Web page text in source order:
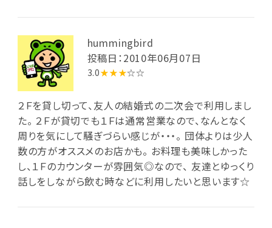
hummingbird
投稿日：2010年06月07日
3.0★★★☆☆
２Ｆを貸し切って、友人の結婚式の二次会で利用しまし
た。 ２Ｆが貸切でも１Ｆは通常営業なので、なんとなく
周りを気にして騒ぎづらい感じが・・・。 団体よりは少人
数の方がオススメのお店かも。 お料理も美味しかった
し、１Ｆのカウンターが雰囲気◎なので、 友達とゆっくり
話しをしながら飲む時などに利用したいと思います☆